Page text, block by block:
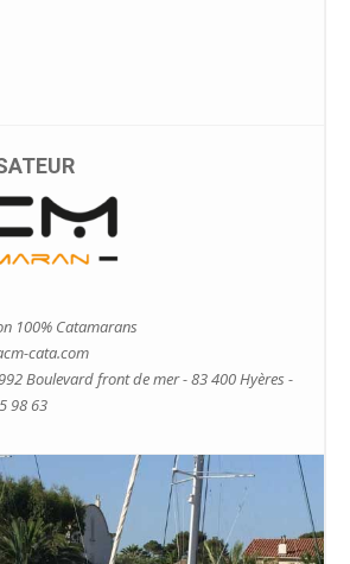
100% Catamarans
cata.com
Boulevard front de mer - 83 400 Hyères -
98 63